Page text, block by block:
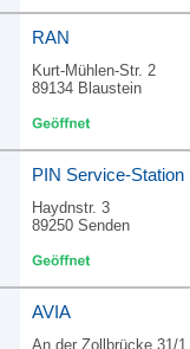
RAN
Kurt-Mühlen-Str. 2
89134 Blaustein
PIN Service-Station
Haydnstr. 3
89250 Senden
AVIA
An der Zollbrücke 31/1